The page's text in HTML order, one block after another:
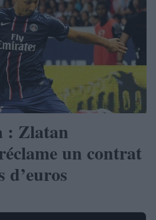
: Zlatan
un contrat
d’euros